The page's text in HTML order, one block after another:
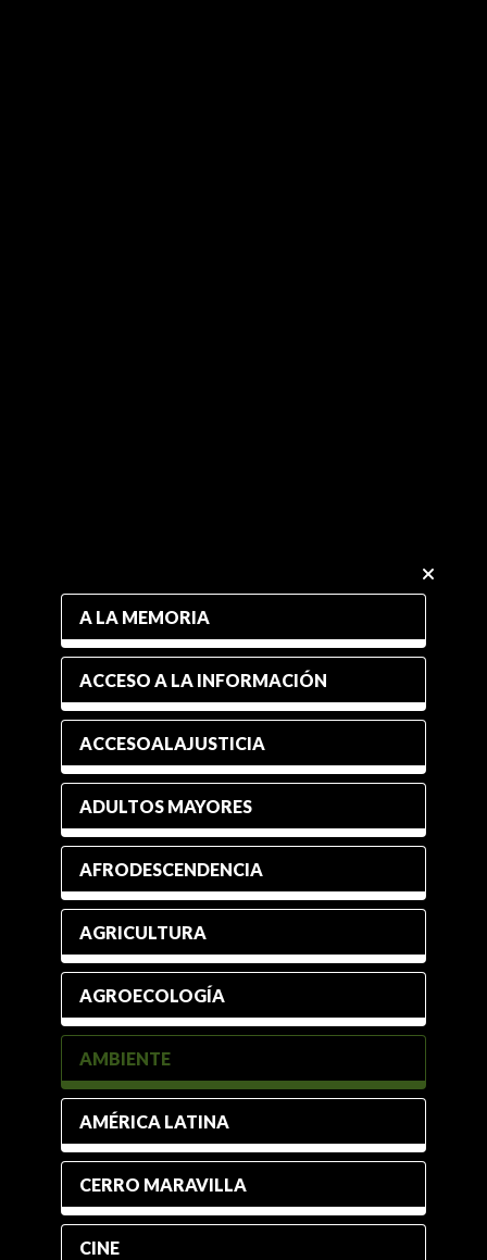
A LA MEMORIA
ACCESO A LA INFORMACIÓN
ACCESOALAJUSTICIA
ADULTOS MAYORES
AFRODESCENDENCIA
AGRICULTURA
AGROECOLOGÍA
AMBIENTE
AMÉRICA LATINA
CERRO MARAVILLA
CINE